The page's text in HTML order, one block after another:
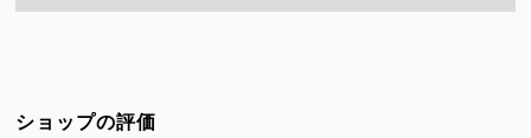
ショップの評価